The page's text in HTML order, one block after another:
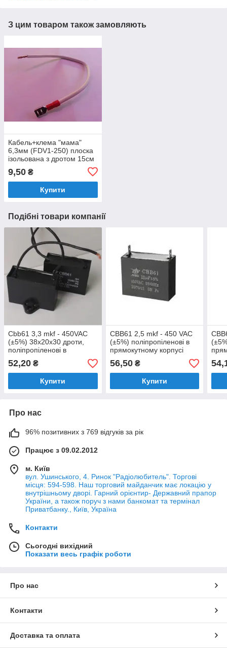
З цим товаром також замовляють
Кабель+клема "мама"
6,3мм (FDV1-250) плоска
ізольована з дротом 15см
9,50 ₴
Купити
Подібні товари компанії
Cbb61 3,3 mkf - 450VAC
(±5%) 38x20x30 дроти,
поліпропіленові в
прямокутному корпусі
52,20 ₴
Купити
CBB61 2,5 mkf - 450 VAC
(±5%) поліпропіленові в
прямокутному корпусі
38x20x30
56,50₴
Купити
Про нас
96% позитивних з 769 відгуків за рік
Працює з 09.02.2012
м. Київ
вул. Ушинського, 4. Ринок "Радіолюбитель". Торгові
місця: 594-598. Наш торговий майданчик має локацію у
внутрішньому дворі. Гарний орієнтир- Державний прапор
України, а також поруч з нами банкомат та термінал
Приватбанку., Київ, Україна
Контакти
Сьогодні вихідний
Показати весь графік роботи
Про нас
Контакти
Доставка та оплата